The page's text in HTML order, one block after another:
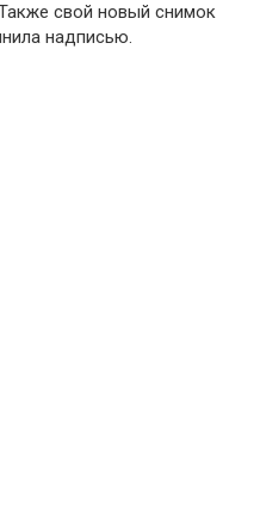
свой новый снимок
надписью.